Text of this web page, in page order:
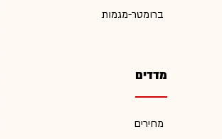
ברומטר-מגמות
מדדים
מחירים